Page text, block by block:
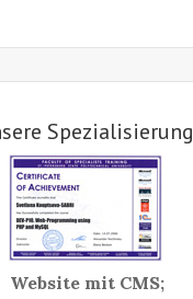
Spezialisierung
Website mit CMS;